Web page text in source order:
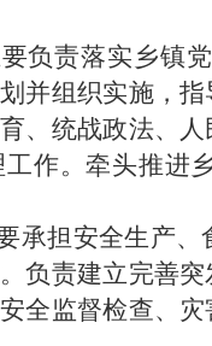
负责落实乡镇
并组织实施，
、统战政法、
作。牵头推进
承担安全生产
负责建立完善
全监督检查、